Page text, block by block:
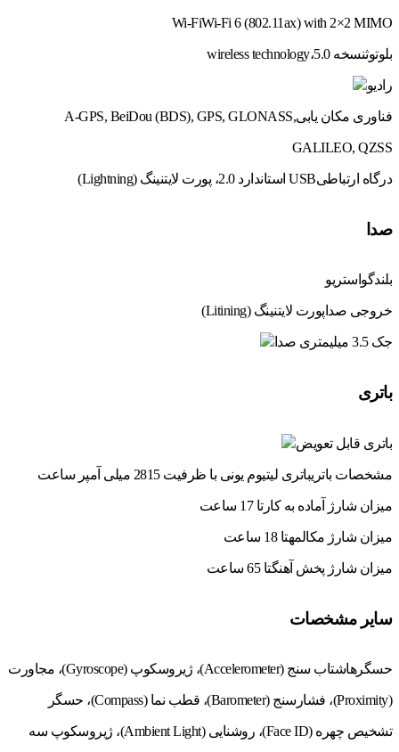
Wi-FiWi‑Fi 6 (802.11ax) with 2×2 MIMO
بلوتوثنسخه 5.0،wireless technology
رادیو
فناوری مکان یابیA-GPS, BeiDou (BDS), GPS, GLONASS,
GALILEO, QZSS
درگاه ارتباطیUSB استاندارد 2.0، پورت لایتنینگ (Lightning)
صدا
بلندگو استریو
خروجی صدا پورت لایتنینگ (Litining)
جک 3.5 میلیمتری صدا
باتری
باتری قابل تعویض
مشخصات باتریباتری لیتیوم یونی با ظرفیت 2815 میلی آمپر ساعت
میزان شارژ آماده به کارتا 17 ساعت
میزان شارژ مکالمهتا 18 ساعت
میزان شارژ پخش آهنگتا 65 ساعت
سایر مشخصات
حسگرها شتاب سنج (Accelerometer)، ژیروسکوپ (Gyroscope)، مجاورت
(Proximity)، فشارسنج (Barometer)، قطب نما (Compass)، حسگر
تشخیص چهره (Face ID)، روشنایی (Ambient Light)، ژیروسکوپ سه